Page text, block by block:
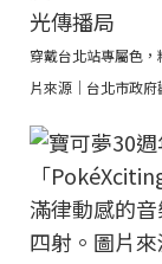
穿戴台北站專屬色
片來源｜台北市政府